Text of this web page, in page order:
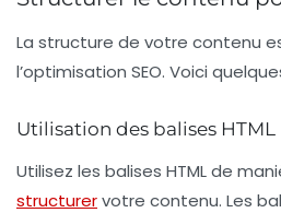
La structure de votre contenu
l’optimisation SEO. Voici
Utilisation des balises HTML
Utilisez les balises HTML de
structurervotre contenu. Les